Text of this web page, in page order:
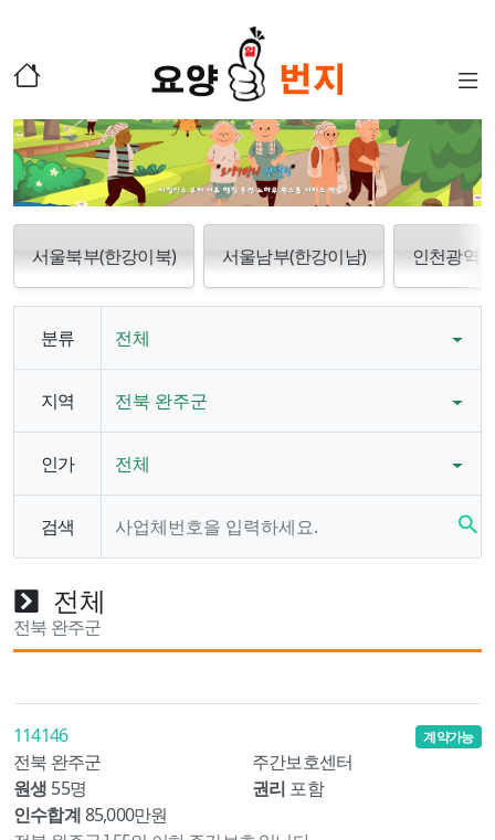
서울북부(한강이북) 서울남부(한강이남) 인천광역시
분류 전체
지역 전북 완주군
인가 전체
검색 search
전체
전북 완주군
114146
전북 완주군
주간보호센터
원생 55명 권리 포함
인수합계85,000만원
계약가능